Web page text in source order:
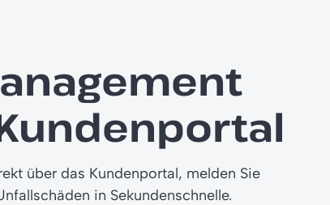
über das Kundenportal, melden Sie
in Sekundenschnelle.